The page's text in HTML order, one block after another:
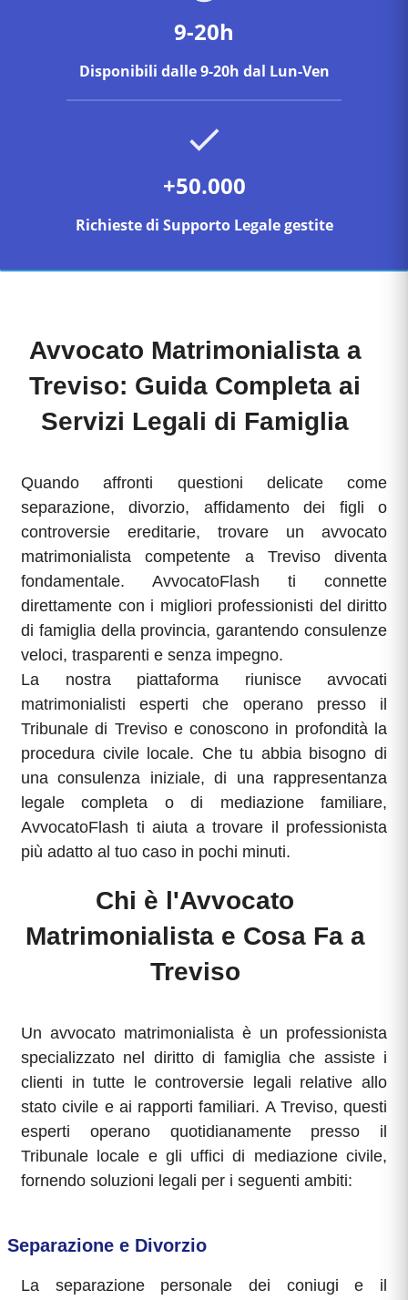
9-20h
Disponibili dalle 9-20h dal Lun-Ven
+50.000
Richieste di Supporto Legale gestite
Avvocato Matrimonialista a
Treviso: Guida Completa ai
Servizi Legali di Famiglia
Quando affronti questioni delicate come
separazione, divorzio, affidamento dei figli o
controversie ereditarie, trovare un avvocato
matrimonialista competente a Treviso diventa
fondamentale. AvvocatoFlash ti connette
direttamente con i migliori professionisti del diritto
di famiglia della provincia, garantendo consulenze
veloci, trasparenti e senza impegno.
La nostra piattaforma riunisce avvocati
matrimonialisti esperti che operano presso il
Tribunale di Treviso e conoscono in profondità la
procedura civile locale. Che tu abbia bisogno di
una consulenza iniziale, di una rappresentanza
legale completa o di mediazione familiare,
AvvocatoFlash ti aiuta a trovare il professionista
più adatto al tuo caso in pochi minuti.
Chi è l'Avvocato
Matrimonialista e Cosa Fa a
Treviso
Un avvocato matrimonialista è un professionista
specializzato nel diritto di famiglia che assiste i
clienti in tutte le controversie legali relative allo
stato civile e ai rapporti familiari. A Treviso, questi
esperti operano quotidianamente presso il
Tribunale locale e gli uffici di mediazione civile,
fornendo soluzioni legali per i seguenti ambiti:
Separazione e Divorzio
La separazione personale dei coniugi e il